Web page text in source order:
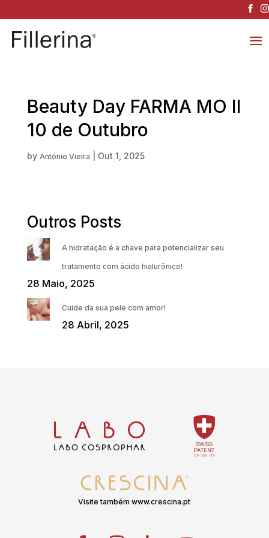
Beauty Day FARMA MO II
10 de Outubro
by António Vieira Out 1, 2025
Outros Posts
A hidratação é a chave para potencializar seu
tratamento com ácido hialurônico!
28 Maio, 2025
Cuide da sua pele com amor!
28 Abril, 2025
Visite também www.crescina.pt